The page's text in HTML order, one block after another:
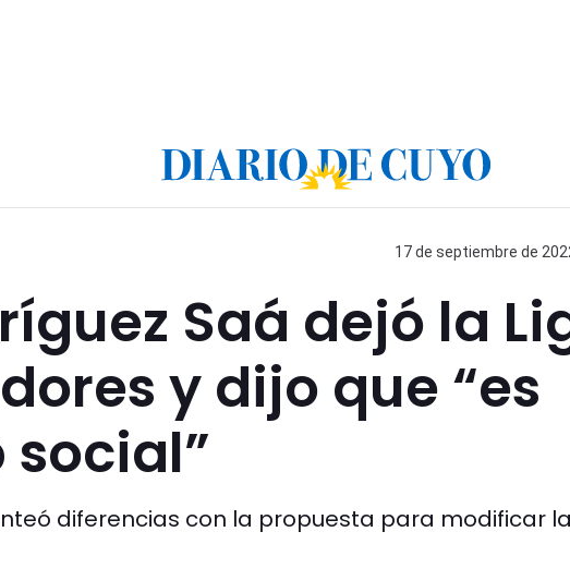
17 de septiembre de
Saá dejó la
y dijo que “es
diferencias con la propuesta para modificar